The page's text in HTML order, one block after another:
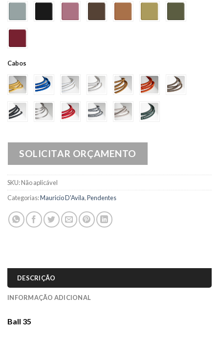
Cabos
SOLICITAR ORÇAMENTO
SKU:Não aplicável
Categorias:Mauricio D'Avila,Pendentes
DESCRIÇÃO
INFORMAÇÃO ADICIONAL
Ball 35